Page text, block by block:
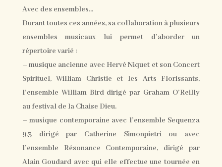
Avec des ensembles…
Durant toutes ces années, sa collaboration à plusieurs
ensembles musicaux lui permet d’aborder un
répertoire varié :
– musique ancienne avec Hervé Niquet et son Concert
Spirituel, William Christie et les Arts Florissants,
l’ensemble William Bird dirigé par Graham O’Reilly
au festival de la Chaise Dieu.
– musique contemporaine avec l’ensemble Sequenza
9.3 dirigé par Catherine Simonpietri ou avec
l’ensemble Résonance Contemporaine, dirigé par
Alain Goudard avec qui elle effectue une tournée en